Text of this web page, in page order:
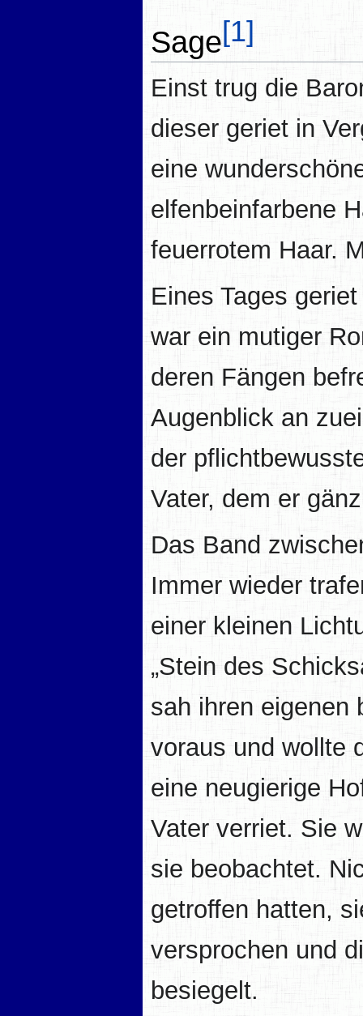
Sage[1]
Einst trug die
dieser geriet in
eine
elfenbeinfarbene
feuerrotem Haar.
Eines Tages
war ein mutiger
deren Fängen
Augenblick an
der
Vater, dem er
Das Band
Immer wieder
einer kleinen
„Stein des
sah ihren eigenen
voraus und wollte
eine neugierige
Vater verriet. Sie
sie beobachtet.
getroffen hatten,
versprochen und
besiegelt.